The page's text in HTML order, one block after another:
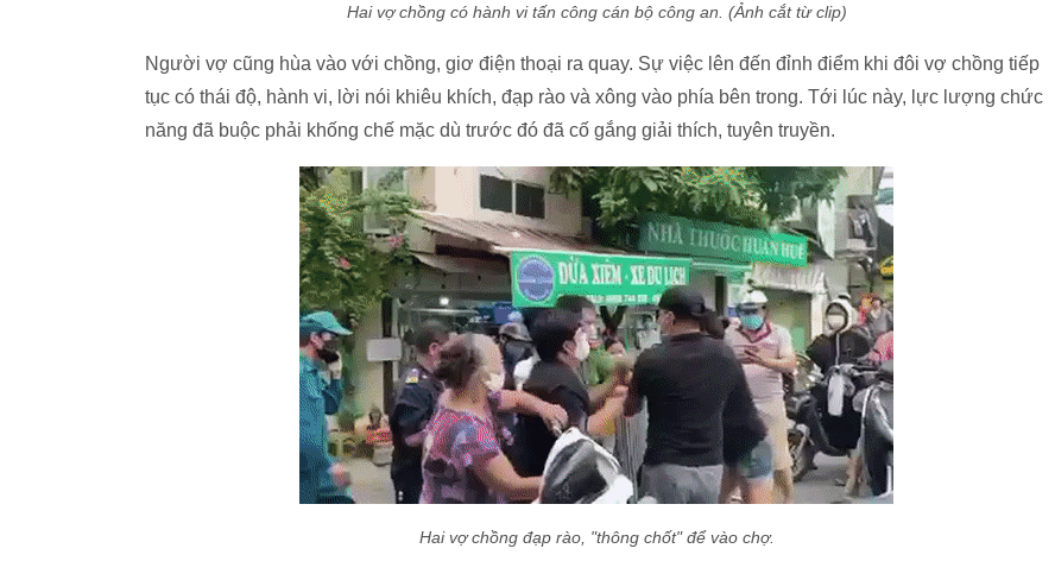
Hai vợ chồng có hành vi tấn công cán bộ công an. (Ảnh cắt từ clip)
Người vợ cũng hùa vào với chồng, giơ điện thoại ra quay. Sự việc lên đến đỉnh điểm khi đôi vợ chồng tiếp
tục có thái độ, hành vi, lời nói khiêu khích, đạp rào và xông vào phía bên trong. Tới lúc này, lực lượng chức
năng đã buộc phải khống chế mặc dù trước đó đã cố gắng giải thích, tuyên truyền.
Hai vợ chồng đạp rào, "thông chốt" để vào chợ.